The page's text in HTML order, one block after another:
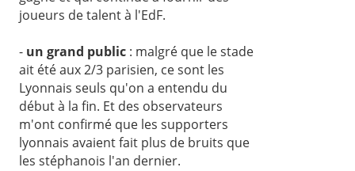
joueurs de talent à l'EdF.
- un grand public : malgré que le stade
ait été aux 2/3 parisien, ce sont les
Lyonnais seuls qu'on a entendu du
début à la fin. Et des observateurs
m'ont confirmé que les supporters
lyonnais avaient fait plus de bruits que
les stéphanois l'an dernier.